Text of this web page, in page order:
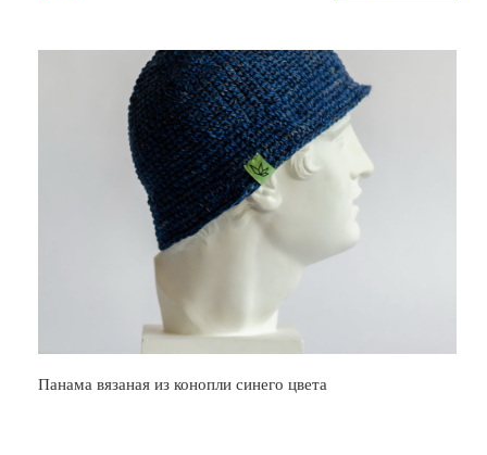
Панама вязаная из конопли синего цвета